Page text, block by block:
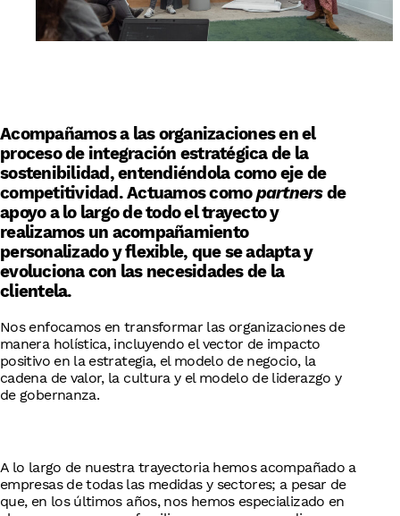
Acompañamos a las organizaciones en el
proceso de integración estratégica de la
sostenibilidad, entendiéndola como eje de
competitividad. Actuamos comopartnersde
apoyo a lo largo de todo el trayecto y
realizamos un acompañamiento
personalizado y flexible, que se adapta y
evoluciona con las necesidades de la
clientela.
Nos enfocamos en transformar las organizaciones de
manera holística, incluyendo el vector de impacto
positivo en la estrategia, el modelo de negocio, la
cadena de valor, la cultura y el modelo de liderazgo y
de gobernanza.
A lo largo de nuestra trayectoria hemos acompañado a
empresas de todas las medidas y sectores; a pesar de
que, en los últimos años, nos hemos especializado en